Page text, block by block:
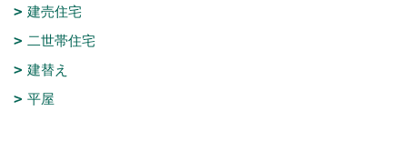
建売住宅
二世帯住宅
建替え
平屋